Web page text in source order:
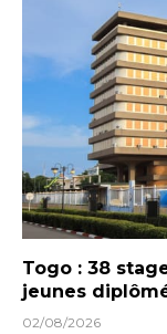
Togo : 38
jeunes
02/08/2026